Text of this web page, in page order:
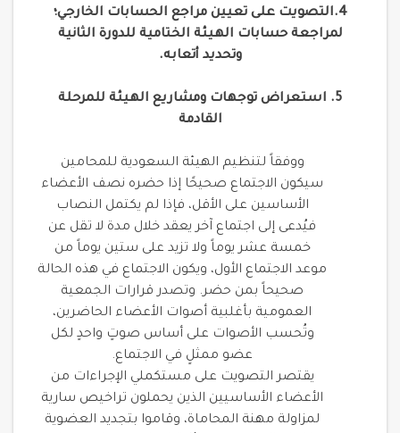
4.التصويت على تعيين مراجع الحسابات الخارجي؛
لمراجعة حسابات الهيئة الختامية للدورة الثانية
وتحديد أتعابه.
5. استعراض توجهات ومشاريع الهيئة للمرحلة
القادمة
ووفقاً لتنظيم الهيئة السعودية للمحامين
سيكون الاجتماع صحيحًا إذا حضره نصف الأعضاء
الأساسين على الأقل، فإذا لم يكتمل النصاب
فيُدعى إلى اجتماع آخر يعقد خلال مدة لا تقل عن
خمسة عشر يوماً ولا تزيد على ستين يوماً من
موعد الاجتماع الأول، ويكون الاجتماع في هذه الحالة
صحيحاً بمن حضر. وتصدر قرارات الجمعية
العمومية بأغلبية أصوات الأعضاء الحاضرين،
وتُحسب الأصوات على أساس صوتٍ واحدٍ لكل
عضو ممثلٍ في الاجتماع.
يقتصر التصويت على مستكملي الإجراءات من
الأعضاء الأساسيين الذين يحملون تراخيص سارية
لمزاولة مهنة المحاماة، وقاموا بتجديد العضوية